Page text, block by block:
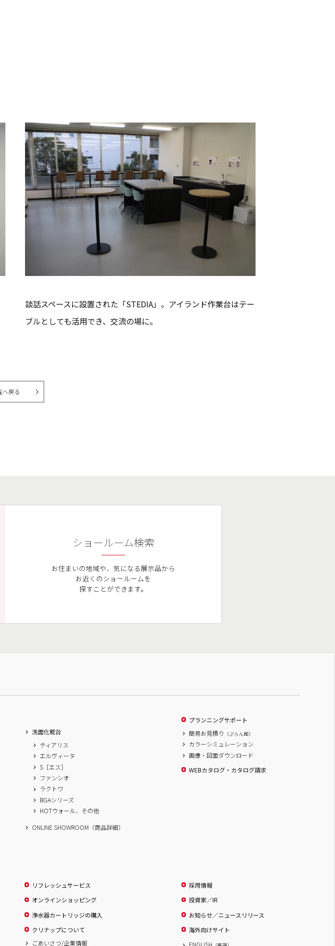
談話スペースに設置された「STEDIA」。アイランド作業台はテー
ブルとしても活用でき、交流の場に。
へ戻る
ショールーム検索
お住まいの地域や、 気になる展示品から
お近くのショールームを
探すことができます。
洗面化粧台
ティアリス
エルヴィータ
S［エス］
ファンシオ
ラクトワ
BGAシリーズ
HOTウォール、その他
ONLINE SHOWROOM（商品詳細）
プランニングサポート
簡易お見積り
（ぷらん館）
カラーシミュレーション
画像・図面ダウンロード
WEBカタログ・カタログ請求
リフレッシュサービス
オンラインショッピング
浄水器カートリッジの購入
クリナップについて
ごあいさつ/企業情報
採用情報
投資家／IR
お知らせ／ニュースリリース
海外向けサイト